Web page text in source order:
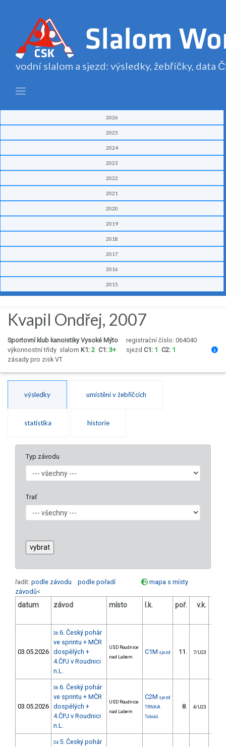
vodní slalom a sjezd: výsledky, žebříčky, data
2026
2025
2024
2023
2022
2021
2020
2019
2018
2017
2016
2015
Kvapil Ondřej, 2007
Sportovní klub kanoistiky Vysoké Mýto
registrační číslo: 064040
výkonnostní třídy slalom K1: 2 C1: 3+ sjezd C1: 1 C2: 1
zásady pro zisk VT
výsledky umístění v žebříčcích
statistika historie
Typ závodu
Trať
řadit: podle závodu podle pořadí
mapa s místy
závodů<
datum závod místo l.k. poř. v.k.
03.05.2026
36 6. Český pohár
ve sprintu + MČR
dospělých +
4.ČPJ v Roudnici
n.L.
USD Roudnice
nad Labem
C1M sjezd 11. 7/U23
03.05.2026
36 6. Český pohár
ve sprintu + MČR
dospělých +
4.ČPJ v Roudnici
n.L.
USD Roudnice
nad Labem
C2M sjezd
TRNKA
Tobiáš
8. 4/U23
34 5. Český pohár